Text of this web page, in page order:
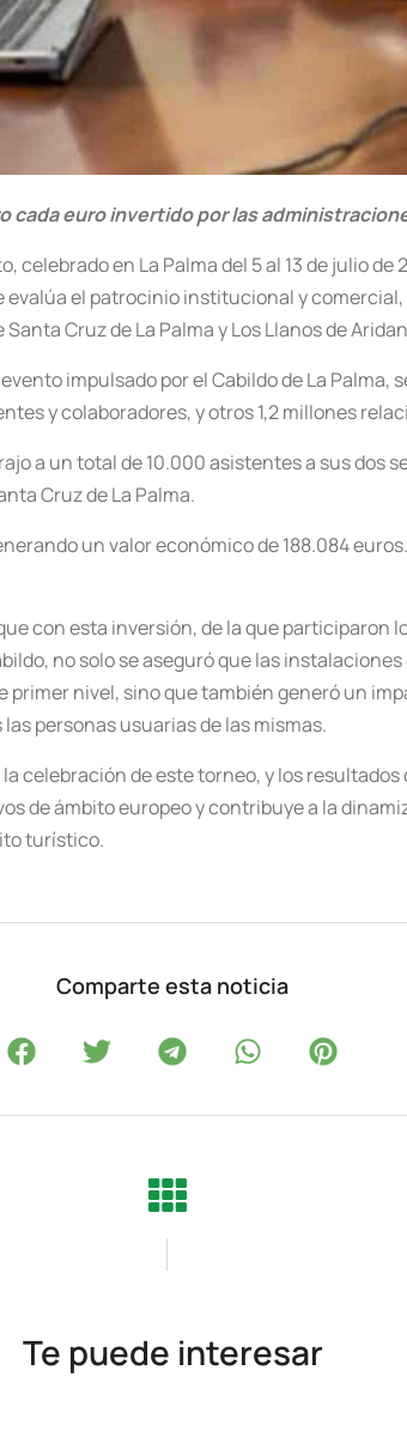
euro invertido por las
celebrado en La Palma del 5 al 13 de julio
evalúa el patrocinio institucional y
Cruz de La Palma y Los Llanos de
impulsado por el Cabildo de La Palma,
y colaboradores, y otros 1,2 millones
a un total de 10.000 asistentes a sus dos
Cruz de La Palma.
un valor económico de 188.084
con esta inversión, de la que participaron
no solo se aseguró que las
nivel, sino que también generó un
personas usuarias de las mismas.
celebración de este torneo, y los
de ámbito europeo y contribuye a la
turístico.
Comparte esta noticia
Te puede interesar